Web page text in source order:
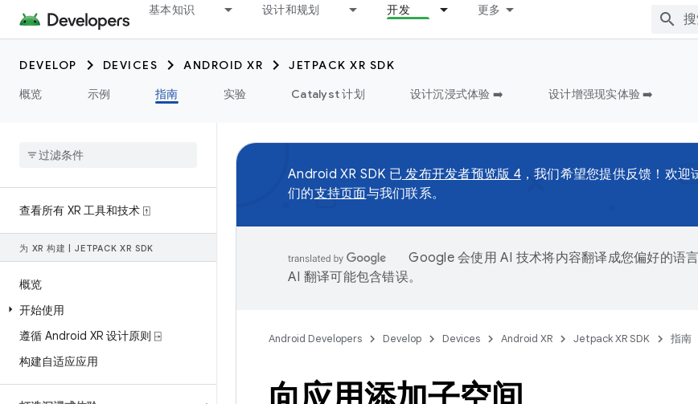
基本知识 设计和规划 开发 更多
DEVELOP DEVICES ANDROID XR
JETPACK XR SDK
概览
示例 指南 实验 Catalyst 计划 设计沉浸式体验 ➡️ 设计增强现实体验 ➡️
查看所有 XR 工具和技术 ⍐
为 XR 构建 JETPACK XR SDK
概览
开始使用
遵循 Android XR 设计原则 ⍈
构建自适应应用
Android XR SDK 已 发布开发者预览版 4，我们希望您提供反馈！欢迎
们的支持页面与我们联系。
Google 会使用 AI 技术将内容翻译成您偏好的语言
AI 翻译可能包含错误。
Android Developers Develop Devices Android XR Jetpack XR SDK 指南